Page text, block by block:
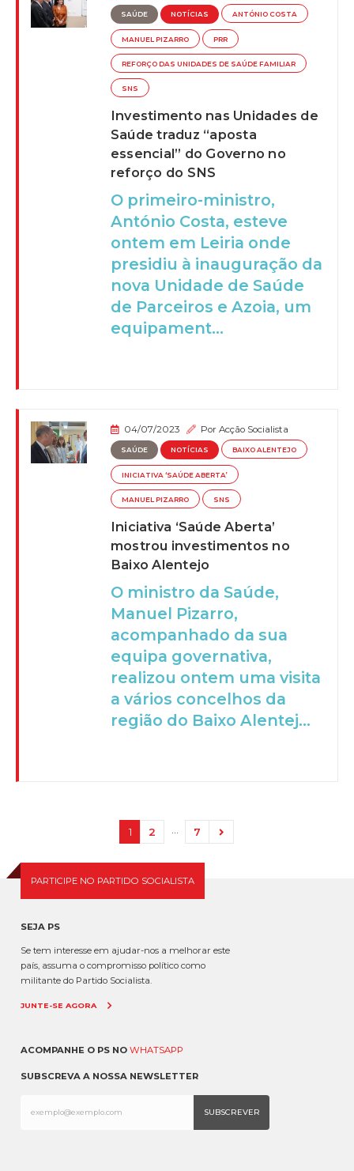
SAÚDE NOTÍCIAS ANTÓNIO COSTA
MANUEL PIZARRO PRR
REFORÇO DAS UNIDADES DE SAÚDE FAMILIAR
SNS
Investimento nas Unidades de
Saúde traduz “aposta
essencial” do Governo no
reforço do SNS
O primeiro-ministro,
António Costa, esteve
ontem em Leiria onde
presidiu à inauguração da
nova Unidade de Saúde
de Parceiros e Azoia, um
equipament...
04/07/2023 PorAcção Socialista
SAÚDE NOTÍCIAS BAIXO ALENTEJO
INICIATIVA ‘SAÚDE ABERTA’
MANUEL PIZARRO SNS
Iniciativa ‘Saúde Aberta’
mostrou investimentos no
Baixo Alentejo
O ministro da Saúde,
Manuel Pizarro,
acompanhado da sua
equipa governativa,
realizou ontem uma visita
a vários concelhos da
região do Baixo Alentej...
1 2 7
PARTICIPE NO PARTIDO SOCIALISTA
SEJA PS
Se tem interesse em ajudar-nos a melhorar este
país, assuma o compromisso político como
militante do Partido Socialista.
JUNTE-SE AGORA
ACOMPANHE O PS NO WHATSAPP
SUBSCREVA A NOSSA NEWSLETTER